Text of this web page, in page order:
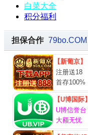
白菜大全
积分福利